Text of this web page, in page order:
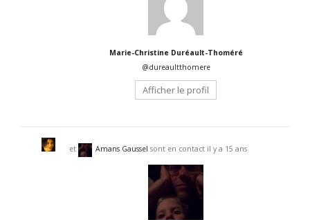
Marie-Christine Duréault-Thoméré
@dureaultthomere
Afficher le profil
et Amans Gaussel sont en contact il y a 15 ans